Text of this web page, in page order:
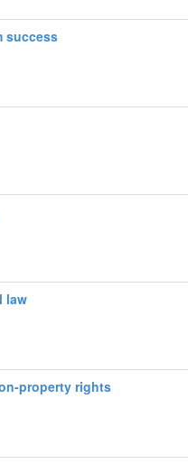
success
law
property rights